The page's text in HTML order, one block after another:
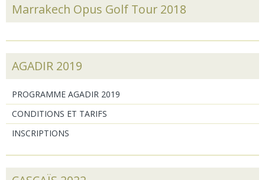
Marrakech Opus Golf Tour 2018
AGADIR 2019
PROGRAMME AGADIR 2019
CONDITIONS ET TARIFS
INSCRIPTIONS